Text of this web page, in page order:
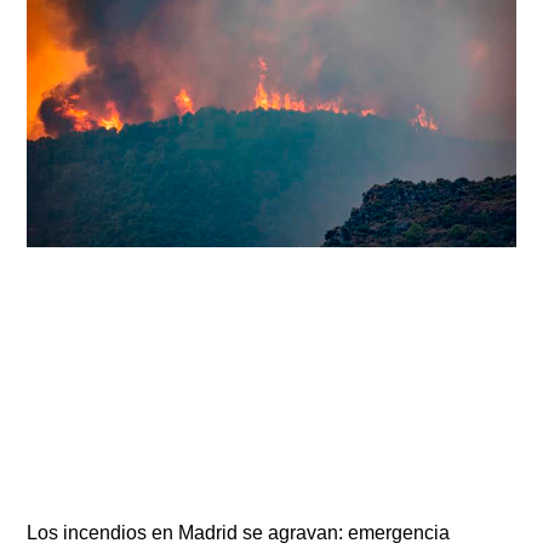
Los incendios en Madrid se agravan: emergencia